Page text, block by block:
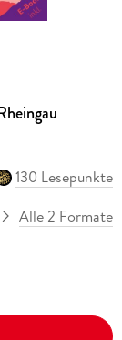
130 Lesepunkte
Alle 2 Formate